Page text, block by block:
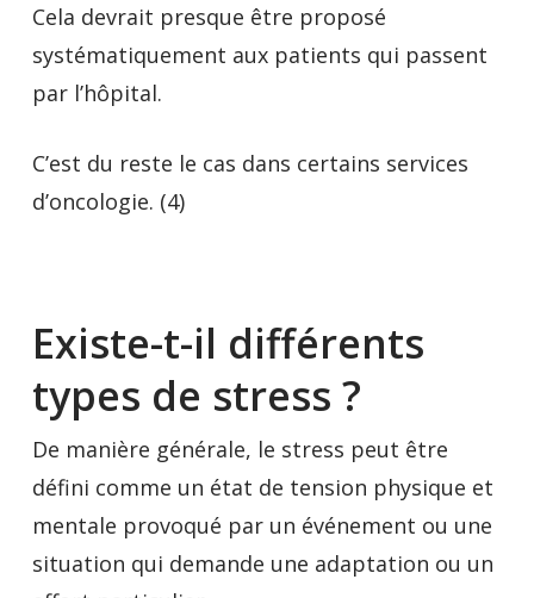
Cela devrait presque être proposé
systématiquement aux patients qui passent
par l’hôpital.
C’est du reste le cas dans certains services
d’oncologie. (4)
Existe-t-il différents
types de stress ?
De manière générale, le stress peut être
défini comme un état de tension physique et
mentale provoqué par un événement ou une
situation qui demande une adaptation ou un